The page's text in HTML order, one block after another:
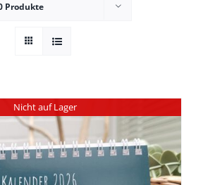
Produkte
Nicht auf Lager